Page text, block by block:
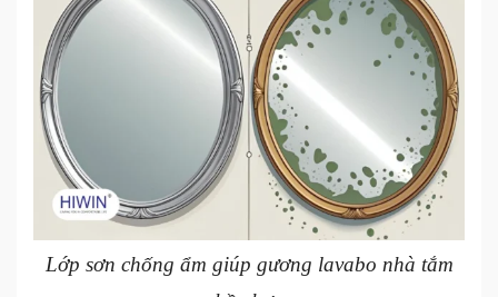
Lớp sơn chống ẩm giúp gương lavabo nhà tắm